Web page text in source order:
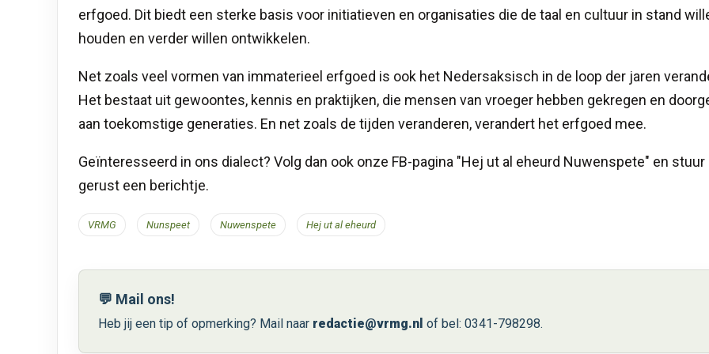
erfgoed. Dit biedt een sterke basis voor initiatieven en organisaties die de taal en cultuur in stand
houden en verder willen ontwikkelen.
Net zoals veel vormen van immaterieel erfgoed is ook het Nedersaksisch in de loop der jaren
Het bestaat uit gewoontes, kennis en praktijken, die mensen van vroeger hebben gekregen en
aan toekomstige generaties. En net zoals de tijden veranderen, verandert het erfgoed mee.
Geïnteresseerd in ons dialect? Volg dan ook onze FB-pagina "Hej ut al eheurd Nuwenspete" en stuur
gerust een berichtje.
VRMG Nunspeet Nuwenspete Hej ut al eheurd
💬 Mail ons!
Heb jij een tip of opmerking? Mail naar redactie@vrmg.nl of bel: 0341-798298.